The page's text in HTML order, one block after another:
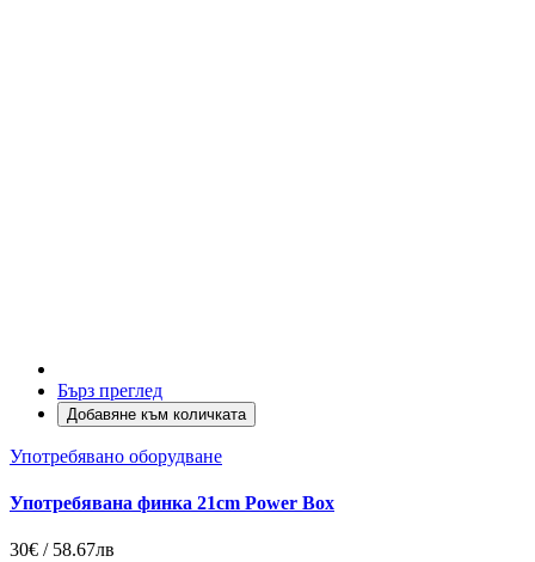
Бърз преглед
Добавяне към количката
Употребявано оборудване
Употребявана финка 21cm Power Box
30€ / 58.67лв